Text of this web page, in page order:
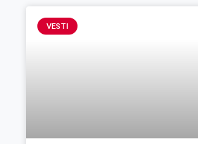
VESTI